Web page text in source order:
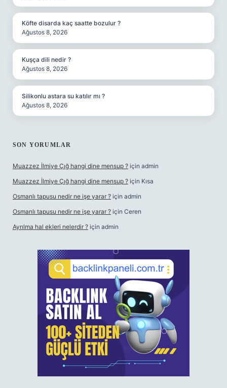
Köfte disarda kaç saatte bozulur ?
Ağustos 8, 2026
Kuşça dili nedir ?
Ağustos 8, 2026
Silikonlu astara su katılır mı ?
Ağustos 8, 2026
SON YORUMLAR
Muazzez İlmiye Çığ hangi dine mensup ? için admin
Muazzez İlmiye Çığ hangi dine mensup ? için Kısa
Osmanlı tapusu nedir ne işe yarar ? için admin
Osmanlı tapusu nedir ne işe yarar ? için Ceren
Ayrılma hal ekleri nelerdir ? için admin